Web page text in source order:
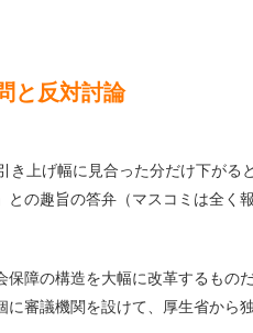
と反対討論
上げ幅に見合った分だけ下がる
との趣旨の答弁（マスコミは全く
障の構造を大幅に改革するもの
審議機関を設けて、厚生省から